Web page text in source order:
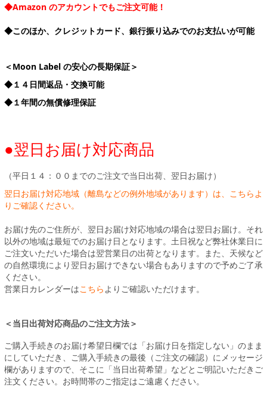
◆Amazon のアカウントでもご注文可能！
◆このほか、クレジットカード、銀行振り込みでのお支払いが可能
＜Moon Label の安心の長期保証＞
◆１４日間返品・交換可能
◆１年間の無償修理保証
●翌日お届け対応商品
（平日１４：００までのご注文で当日出荷、翌日お届け）
翌日お届け対応地域（離島などの例外地域があります）は、こちらよ
りご確認ください。
お届け先のご住所が、翌日お届け対応地域の場合は翌日お届け。それ
以外の地域は最短でのお届け日となります。土日祝など弊社休業日に
ご注文いただいた場合は翌営業日の出荷となります。また、天候など
の自然環境により翌日お届けできない場合もありますので予めご了承
ください。
営業日カレンダーはこちら よりご確認いただけます。
＜当日出荷対応商品のご注文方法＞
ご購入手続きのお届け希望日欄では「お届け日を指定しない」のまま
にしていただき、ご購入手続きの最後（ご注文の確認）にメッセージ
欄がありますので、そこに「当日出荷希望」などとご明記いただきご
注文ください。お時間帯のご指定はご遠慮ください。